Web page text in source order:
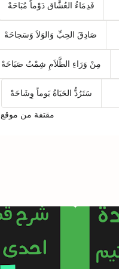
فَدِمَاءُ العُشَّاق دَوْماً مُبَاحَهْ
صَادِقَ الحِبِّ وَالوَلاَ وَسَجاحَهْ
مِنْ وَرَاءِ الظَّلاَمِ شِمْتُ صَبَاحَهْ
سَتَرُدُّ الحَيَاةُ يَوماً وِشَاحَهْ
مقتفة من موقع
شرح قصيدة يامن
لقلب متيم - شرح